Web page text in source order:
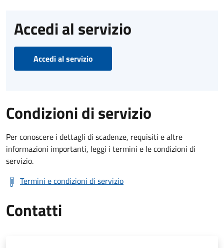
Accedi al servizio
Accedi al servizio
Condizioni di servizio
Per conoscere i dettagli di scadenze, requisiti e altre
informazioni importanti, leggi i termini e le condizioni di
servizio.
Termini e condizioni di servizio
Contatti